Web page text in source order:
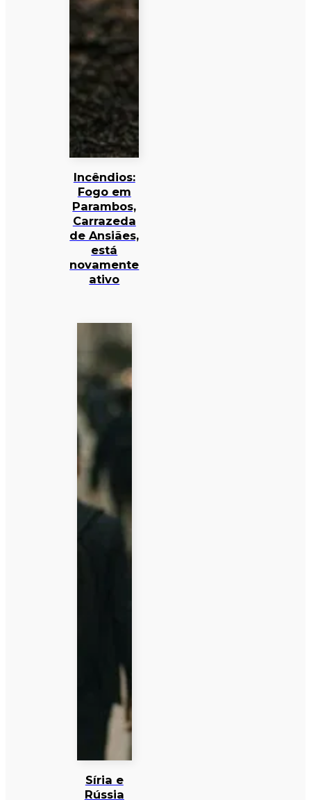
Incêndios:
Fogo em
Parambos,
Carrazeda
de Ansiães,
está
novamente
ativo
Síria e
Rússia